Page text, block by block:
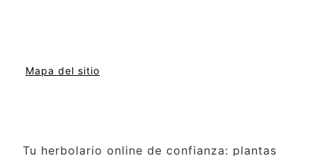
Mapa del sitio
Tu herbolario online de confianza: plantas